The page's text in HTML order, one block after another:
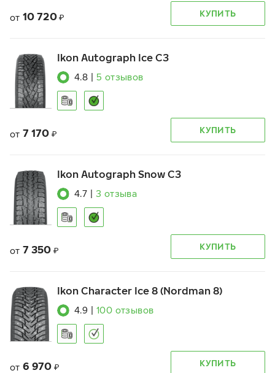
от 10 720 ₽ КУПИТЬ
Ikon Autograph Ice C3
4.8 5 отзывов
от 7 170 ₽ КУПИТЬ
Ikon Autograph Snow C3
4.7 3 отзыва
от 7 350 ₽ КУПИТЬ
Ikon Character Ice 8 (Nordman 8)
4.9 100 отзывов
от 6 970 ₽ КУПИТЬ